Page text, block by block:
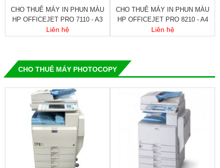
CHO THUÊ MÁY IN PHUN MÀU
HP OFFICEJET PRO 7110 - A3
Liên hệ
CHO THUÊ MÁY IN PHUN MÀU
HP OFFICEJET PRO 8210 - A4
Liên hệ
CHO THUÊ MÁY PHOTOCOPY